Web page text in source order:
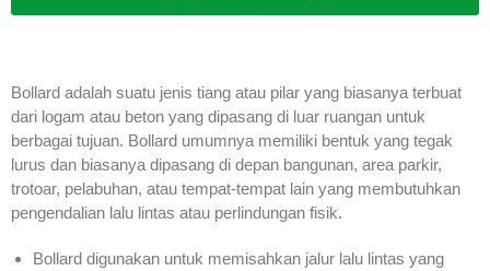
Bollard adalah suatu jenis tiang atau pilar yang biasanya terbuat
dari logam atau beton yang dipasang di luar ruangan untuk
berbagai tujuan. Bollard umumnya memiliki bentuk yang tegak
lurus dan biasanya dipasang di depan bangunan, area parkir,
trotoar, pelabuhan, atau tempat-tempat lain yang membutuhkan
pengendalian lalu lintas atau perlindungan fisik.
Bollard digunakan untuk memisahkan jalur lalu lintas yang